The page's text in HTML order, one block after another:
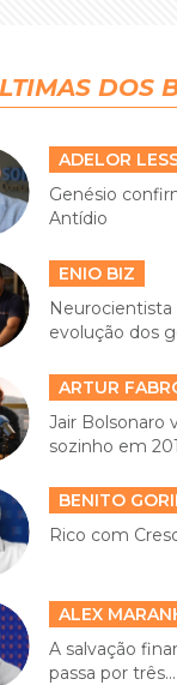
DOS
ADELOR
Genésio
Antídio
ENIO BIZ
Neurocientista
evolução dos
ARTUR
Jair Bolsonaro
sozinho em
BENITO
Rico com
ALEX
A salvação
passa por três...